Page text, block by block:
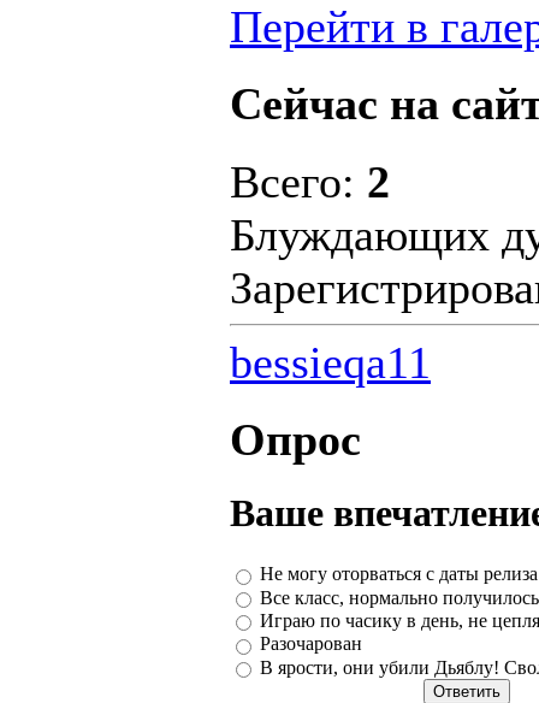
Перейти в
Сейчас на
Всего: 2
Блуждающих
bessieqa11
Опрос
Ваше
Не могу оторваться с даты релиза
Все класс, нормально получилось
Играю по часику в день, не
Разочарован
В ярости, они убили Дьяблу!